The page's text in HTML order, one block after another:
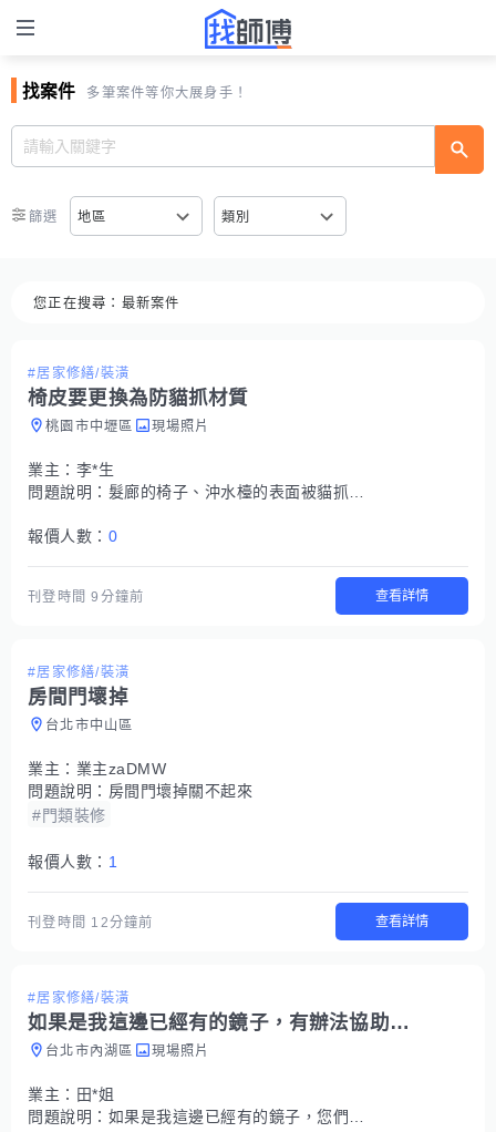
找案件 多筆案件等你大展身手！
篩選 地區 類別
您正在搜尋： 最新案件
#居家修繕/裝潢
椅皮要更換為防貓抓材質
桃園市中壢區 現場照片
業主： 李*生
問題說明： 髮廊的椅子、沖水檯的表面被貓抓的破破爛爛，需要換皮（防貓抓材質），請師傅們約現場評估報價，謝謝！
報價人數： 0
刊登時間9分鐘前 查看詳情
#居家修繕/裝潢
房間門壞掉
台北市中山區
業主： 業主zaDMW
問題說明： 房間門壞掉關不起來
#門類裝修
報價人數： 1
刊登時間 12分鐘前 查看詳情
#居家修繕/裝潢
如果是我這邊已經有的鏡子，有辦法協助在背面加裝掛勾，並製作LED背光效果嗎？
台北市內湖區 現場照片
業主： 田*姐
問題說明： 如果是我這邊已經有的鏡子，您們有辦法協助在背面加裝掛勾，並製作 LED 背光效果嗎？不知道是否可以處理呢？謝謝您！ 半圓形鏡子 約80cm/60cm 3片